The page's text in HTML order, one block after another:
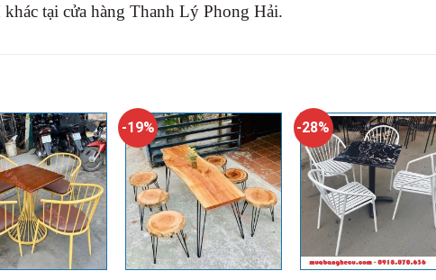
khác tại cửa hàng Thanh Lý Phong Hải.
-19% -28%